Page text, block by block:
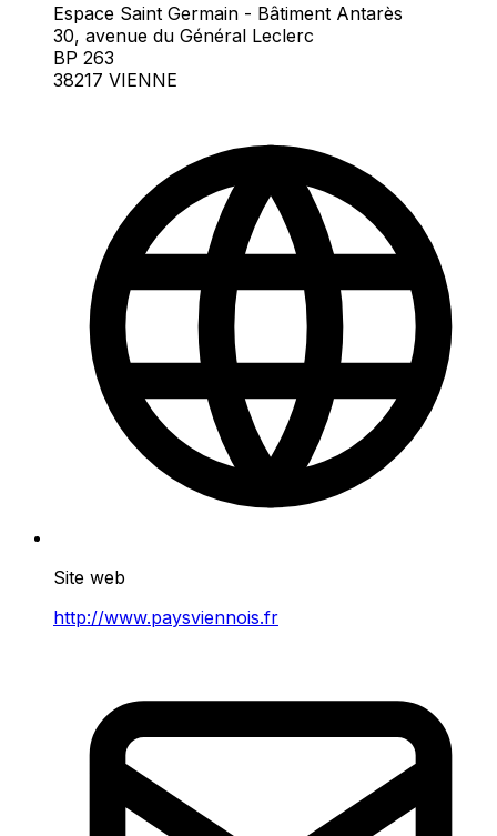
Espace Saint Germain - Bâtiment Antarès
30, avenue du Général Leclerc
BP 263
38217 VIENNE
Site web
http://www.paysviennois.fr